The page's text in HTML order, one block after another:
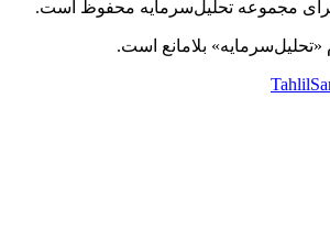
مجموعه تحلیل‌سرمایه محفوظ است.
بلامانع است.